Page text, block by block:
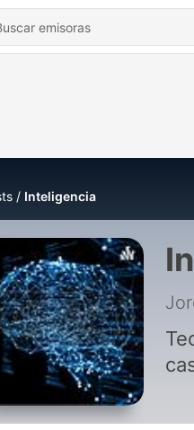
Inteligencia